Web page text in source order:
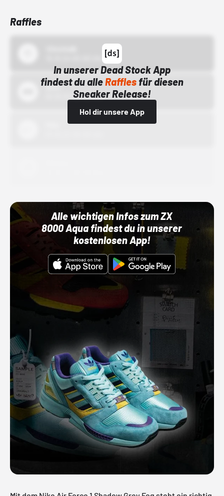
Raffles
In unserer Dead Stock App
findest du alleRafflesfür diesen
Sneaker Release!
Hol dir unsere App
Bstn
01.10.22 00:00 Uhr
Alle wichtigen Infos zum ZX
8000 Aqua findest du in unserer
kostenlosen App!